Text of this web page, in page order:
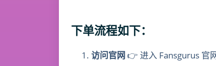
下单流程如下：
访问官网 👉 进入 Fansgurus 官